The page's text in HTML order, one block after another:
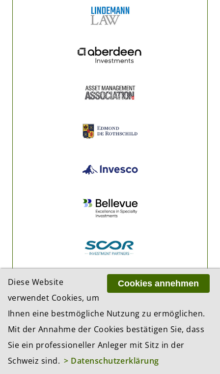
Cookies annehmen
Diese Website
verwendet Cookies, um
Ihnen eine bestmögliche Nutzung zu ermöglichen.
Mit der Annahme der Cookies bestätigen Sie, dass
Sie ein professioneller Anleger mit Sitz in der
Schweiz sind. > Datenschutzerklärung